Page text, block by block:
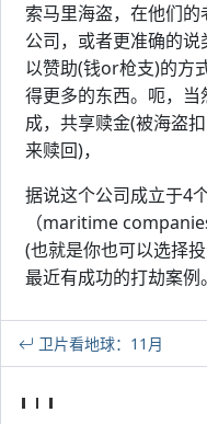
索马里海盗，在他们
公司，或者更准确的
以赞助(钱or枪支)的方
得更多的东西。呃，
成，共享赎金(被海盗
来赎回)，
据说这个公司成立于4
（maritime
(也就是你也可以选择
最近有成功的打劫案例。
卫片看地球：11月